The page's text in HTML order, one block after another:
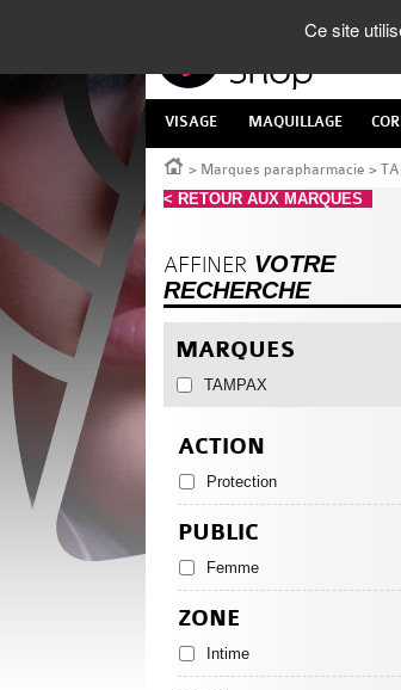
VISAGE MAQUILLAGE
Accueil
> Marques parapharmacie >
< RETOUR AUX MARQUES
AFFINER VOTRE
RECHERCHE
MARQUES
TAMPAX
ACTION
Protection
PUBLIC
Femme
ZONE
Intime
Ce site